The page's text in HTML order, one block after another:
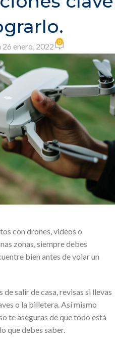
26 enero, 2022 0
con drones, videos o
zonas, siempre debes
bien antes de volar un
salir de casa, revisas si llevas
o la billetera. Así mismo
te aseguras de que todo está
que debes saber.